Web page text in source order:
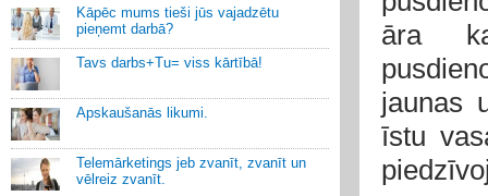
Kāpēc mums tieši jūs vajadzētu
pieņemt darbā?
Tavs darbs+Tu= viss kārtībā!
Apskaušanās likumi.
Telemārketings jeb zvanīt, zvanīt un
vēlreiz zvanīt.
āra
jaunas
īstu